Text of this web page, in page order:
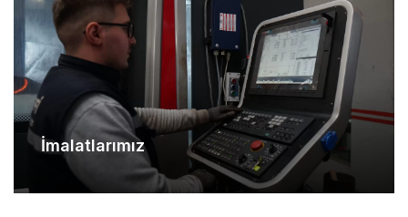
İmalatlarımız